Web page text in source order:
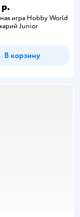
игра Hobby World
Junior
В корзину